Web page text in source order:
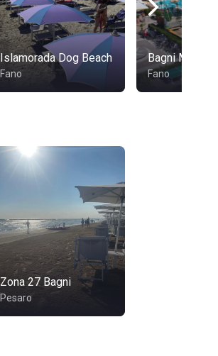
Islamorada Dog Beach
Fano
Bagni Maurizio
Fano
Zona 27 Bagni
Pesaro